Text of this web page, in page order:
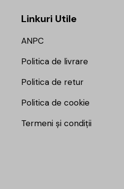
Linkuri Utile
ANPC
Politica de livrare
Politica de retur
Politica de cookie
Termeni și condiții